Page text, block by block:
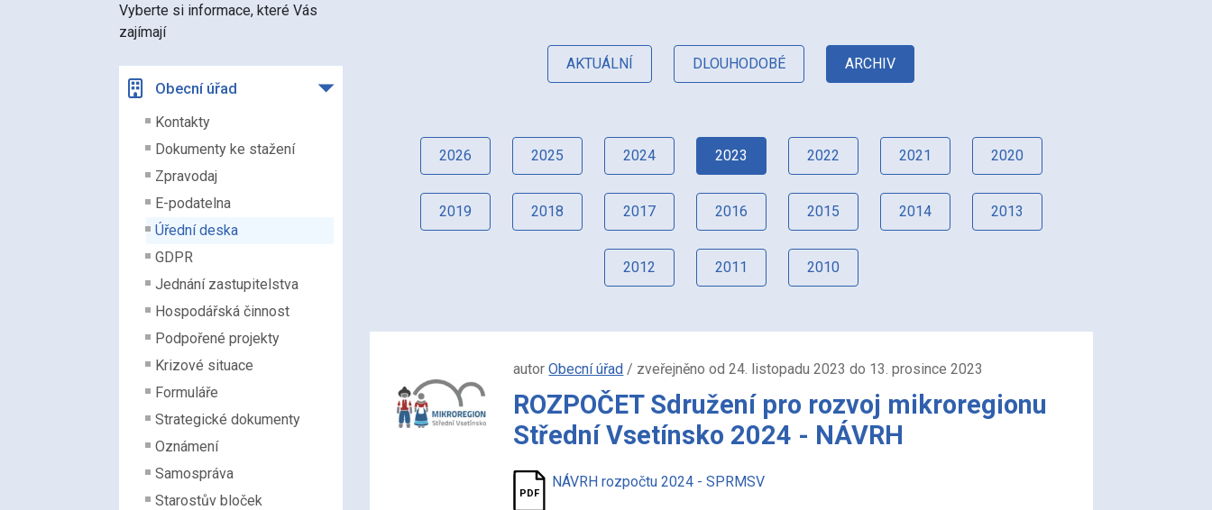
Vyberte si informace, které Vás
zajímají
Obecní úřad
Kontakty
Dokumenty ke stažení
Zpravodaj
E-podatelna
Úřední deska
GDPR
Jednání zastupitelstva
Hospodářská činnost
Podpořené projekty
Krizové situace
Formuláře
Strategické dokumenty
Oznámení
Samospráva
Starostův bloček
AKTUÁLNÍ DLOUHODOBÉ ARCHIV
2026 2025 2024 2023 2022 2021 2020
2019 2018 2017 2016 2015 2014 2013
2012 2011 2010
autorObecní úřad / zveřejněno od 24. listopadu 2023 do 13. prosince 2023
ROZPOČET Sdružení pro rozvoj mikroregionu
Střední Vsetínsko 2024 - NÁVRH
NÁVRH rozpočtu 2024 - SPRMSV